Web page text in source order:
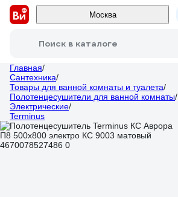
Москва
Поиск в каталоге
Главная/
Сантехника/
Товары для ванной комнаты и туалета/
Полотенцесушители для ванной комнаты/
Электрические/
Terminus